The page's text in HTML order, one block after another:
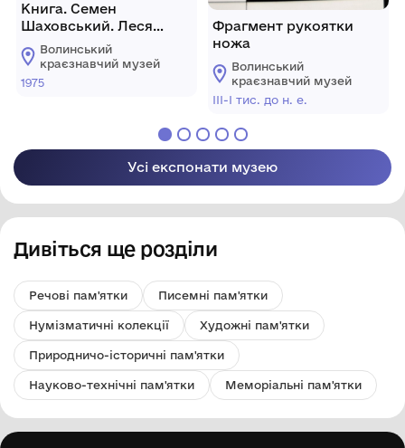
Книга. Семен
Шаховський. Леся
Українка
Волинський
краєзнавчий музей
1975
Фрагмент рукоятки
ножа
Волинський
краєзнавчий музей
ІІІ-І тис. до н. е.
Усі експонати музею
Дивіться ще розділи
Речові пам'ятки Писемні пам'ятки
Нумізматичні колекції Художні пам'ятки
Природничо-історичні пам'ятки
Науково-технічні пам'ятки Меморіальні пам'ятки